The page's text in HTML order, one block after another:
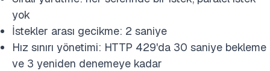
yok
İstekler arası gecikme: 2 saniye
Hız sınırı yönetimi: HTTP 429'da 30 saniye bekleme
ve 3 yeniden denemeye kadar